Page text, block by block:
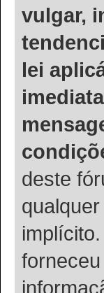
vulgar,
lei
deste